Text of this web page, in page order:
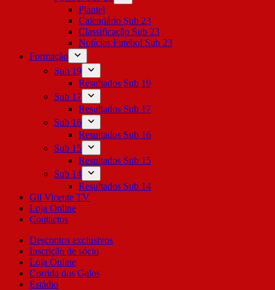
Plantel
Calendário Sub 23
Classificação Sub 23
Notícias Futebol Sub 23
Formação
Sub 19
Resultados Sub 19
Sub 17
Resultados Sub 17
Sub 16
Resultados Sub 16
Sub 15
Resultados Sub 15
Sub 14
Resultados Sub 14
Gil Vicente TV
Loja Online
Contactos
Descontos exclusivos
Inscrição de sócio
Loja Online
Corrida dos Galos
Estádio